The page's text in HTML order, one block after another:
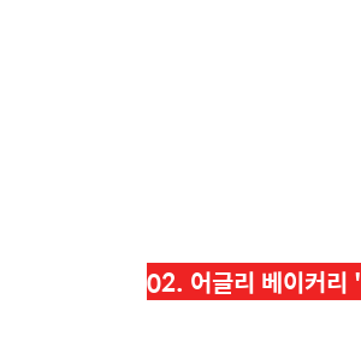
02. 어글리 베이커리 '